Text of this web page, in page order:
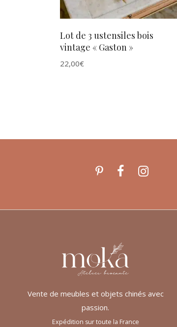
Lot de 3 ustensiles bois
vintage « Gaston »
22,00€
Vente de meubles et objets chinés avec
passion.
Expédition sur toute la France